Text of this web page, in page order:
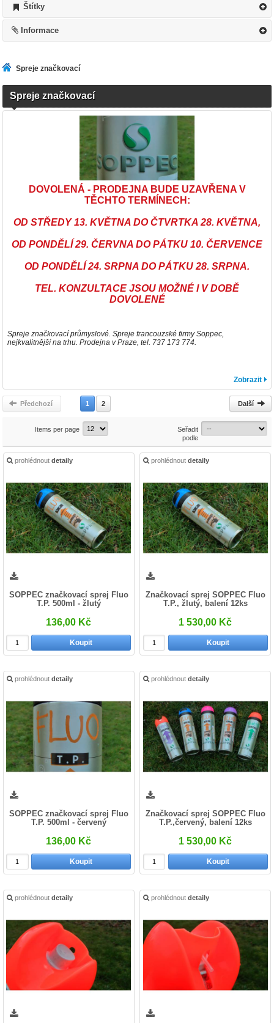
Štítky
Informace
Spreje značkovací
Spreje značkovací
DOVOLENÁ - PRODEJNA BUDE UZAVŘENA V
TĚCHTO TERMÍNECH:
OD STŘEDY 13. KVĚTNA DO ČTVRTKA 28. KVĚTNA,
OD PONDĚLÍ 29. ČERVNA DO PÁTKU 10. ČERVENCE
OD PONDĚLÍ 24. SRPNA DO PÁTKU 28. SRPNA.
TEL. KONZULTACE JSOU MOŽNÉ I V DOBĚ
DOVOLENÉ
Spreje značkovací průmyslové. Spreje francouzské firmy Soppec,
nejkvalitnější na trhu. Prodejna v Praze, tel. 737 173 774.
Zobrazit
Předchozí 1 2 Další
Seřadit
podle
Items per page
prohlédnout detaily
SOPPEC značkovací sprej Fluo
T.P. 500ml - žlutý
136,00 Kč
Koupit
prohlédnoutdetaily
Značkovací sprej SOPPEC Fluo
T.P., žlutý, balení 12ks
1 530,00 Kč
Koupit
prohlédnout detaily
SOPPEC značkovací sprej Fluo
T.P. 500ml - červený
136,00 Kč
Koupit
prohlédnoutdetaily
Značkovací sprej SOPPEC Fluo
T.P.,červený, balení 12ks
1 530,00 Kč
Koupit
prohlédnout detaily prohlédnoutdetaily